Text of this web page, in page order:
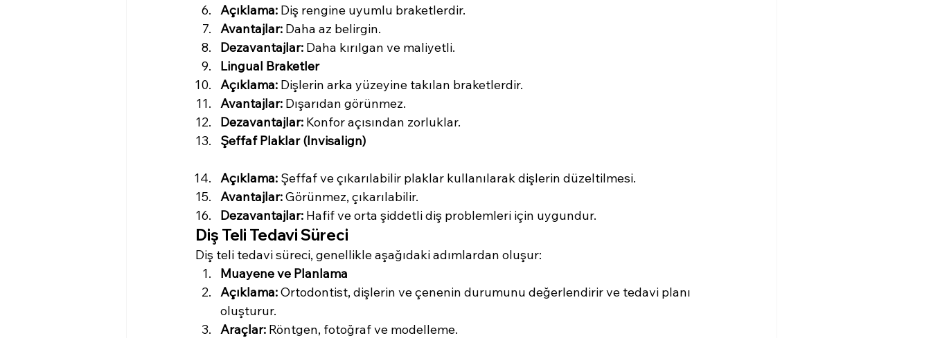
Açıklama: Diş rengine uyumlu braketlerdir.
Avantajlar: Daha az belirgin.
Dezavantajlar: Daha kırılgan ve maliyetli.
Lingual Braketler
Açıklama: Dişlerin arka yüzeyine takılan braketlerdir.
Avantajlar: Dışarıdan görünmez.
Dezavantajlar: Konfor açısından zorluklar.
Şeffaf Plaklar (Invisalign)
Açıklama: Şeffaf ve çıkarılabilir plaklar kullanılarak dişlerin düzeltilmesi.
Avantajlar: Görünmez, çıkarılabilir.
Dezavantajlar: Hafif ve orta şiddetli diş problemleri için uygundur.
Diş Teli Tedavi Süreci
Diş teli tedavi süreci, genellikle aşağıdaki adımlardan oluşur:
Muayene ve Planlama
Açıklama: Ortodontist, dişlerin ve çenenin durumunu değerlendirir ve tedavi planı
oluşturur.
Araçlar: Röntgen, fotoğraf ve modelleme.